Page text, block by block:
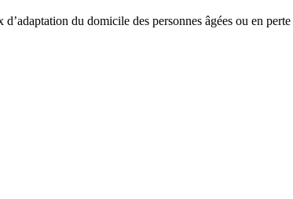
du domicile des personnes âgées ou en